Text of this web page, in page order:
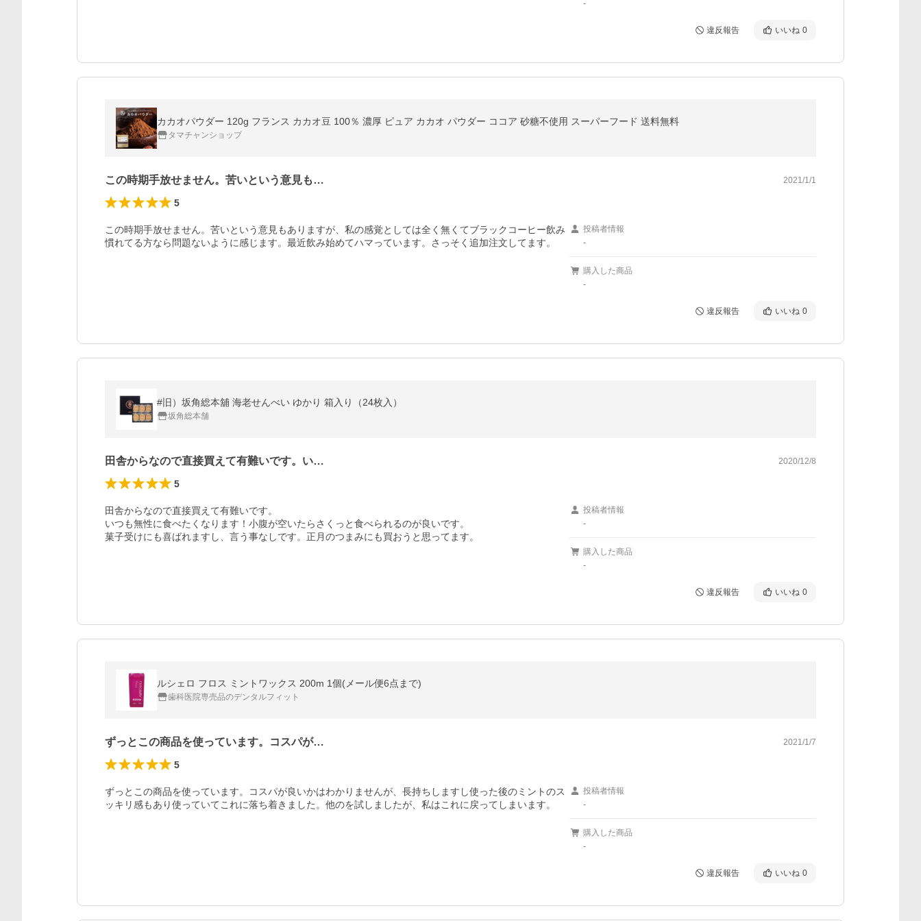
-
違反報告 いいね 0
カカオパウダー 120g フランス カカオ豆 100％ 濃厚 ピュア カカオ パウダー ココア 砂糖不使用 スーパーフード 送料無料
タマチャンショップ
この時期手放せません。苦いという意見も… 2021/1/1
5
この時期手放せません。苦いという意見もありますが、私の感覚としては全く無くてブラックコーヒー飲み
慣れてる方なら問題ないように感じます。最近飲み始めてハマっています。さっそく追加注文してます。
投稿者情報
-
購入した商品
-
違反報告 いいね 0
#旧）坂角総本舖 海老せんべい ゆかり 箱入り（24枚入）
坂角総本舗
田舎からなので直接買えて有難いです。い… 2020/12/8
5
田舎からなので直接買えて有難いです。
いつも無性に食べたくなります！小腹が空いたらさくっと食べられるのが良いです。
菓子受けにも喜ばれますし、言う事なしです。正月のつまみにも買おうと思ってます。
投稿者情報
-
購入した商品
-
違反報告 いいね 0
ルシェロ フロス ミントワックス 200m 1個(メール便6点まで)
歯科医院専売品のデンタルフィット
ずっとこの商品を使っています。コスパが… 2021/1/7
5
ずっとこの商品を使っています。コスパが良いかはわかりませんが、長持ちしますし使った後のミントのス
ッキリ感もあり使っていてこれに落ち着きました。他のを試しましたが、私はこれに戻ってしまいます。
投稿者情報
-
購入した商品
-
違反報告 いいね 0